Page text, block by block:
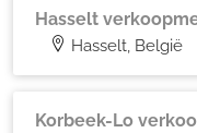
Hasselt
Hasselt, België
Korbeek-Lo